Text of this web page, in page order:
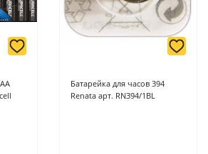
Батарейка для часов 394
Renata арт. RN394/1BL